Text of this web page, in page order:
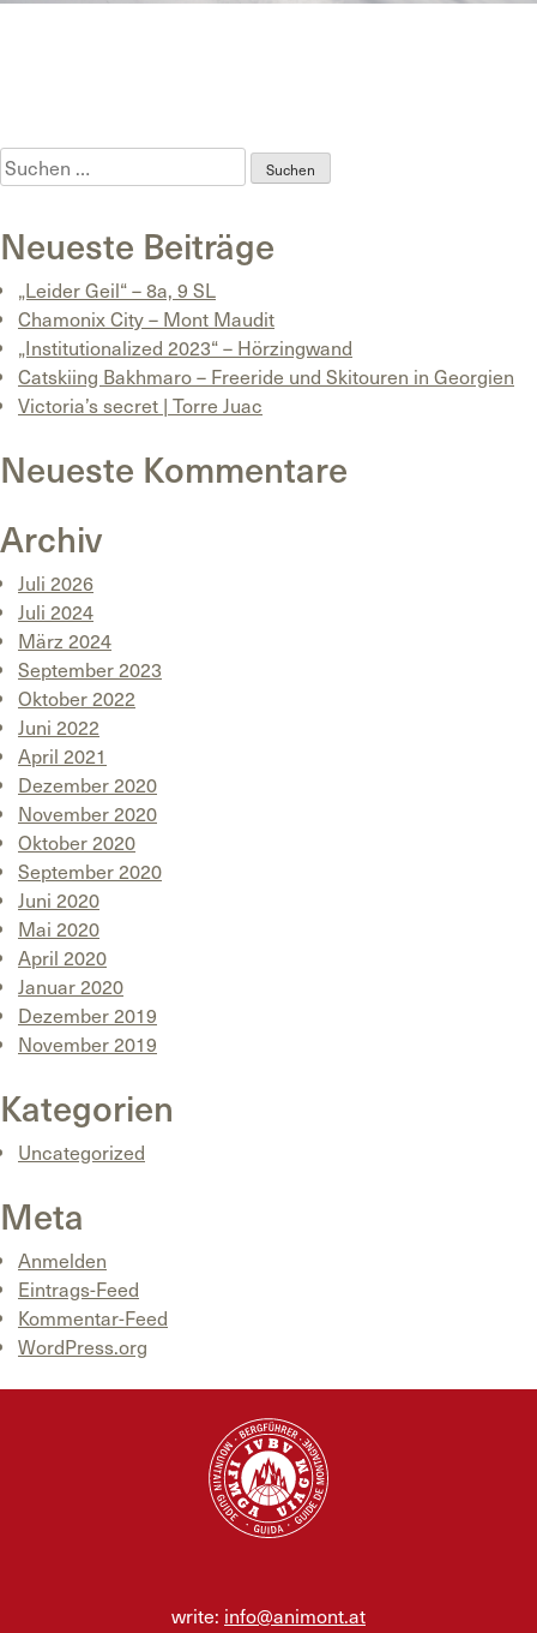
Suchen
nach:
Neueste Beiträge
„Leider Geil“ – 8a, 9 SL
Chamonix City – Mont Maudit
„Institutionalized 2023“ – Hörzingwand
Catskiing Bakhmaro – Freeride und Skitouren in Georgien
Victoria’s secret | Torre Juac
Neueste Kommentare
Archiv
Juli 2026
Juli 2024
März 2024
September 2023
Oktober 2022
Juni 2022
April 2021
Dezember 2020
November 2020
Oktober 2020
September 2020
Juni 2020
Mai 2020
April 2020
Januar 2020
Dezember 2019
November 2019
Kategorien
Uncategorized
Meta
Anmelden
Eintrags-Feed
Kommentar-Feed
WordPress.org
write: info@animont.at